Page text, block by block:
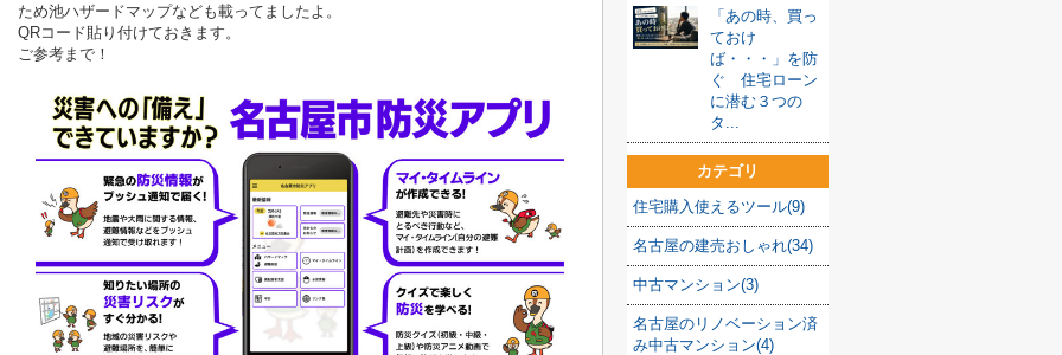
ため池ハザードマップなども載ってましたよ。
QRコード貼り付けておきます。
ご参考まで！
「あの時、買っ
ておけ
ば・・・」を防
ぐ 住宅ローン
に潜む３つの
タ...
カテゴリ
住宅購入使えるツール(9)
名古屋の建売おしゃれ(34)
中古マンション(3)
名古屋のリノベーション済
み中古マンション(4)